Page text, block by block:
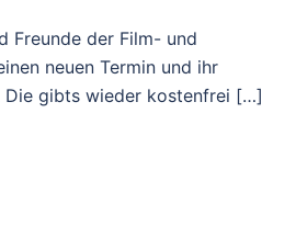
Freunde der Film- und
neuen Termin und ihr
Die gibts wieder kostenfrei […]